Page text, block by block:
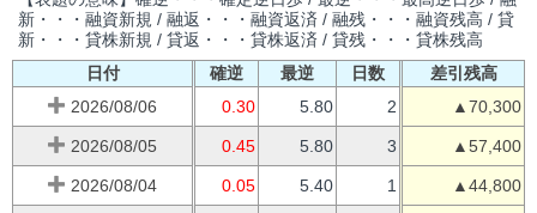
新・・・融資新規 / 融返・・・融資返済 / 融残・・・融資残高 / 貸
新・・・貸株新規 / 貸返・・・貸株返済 / 貸残・・・貸株残高
日付
確逆 最逆 日数
差引残高
2026/08/06
0.30 5.80 2 ▲70,300
2026/08/05 0.45 5.80 3 ▲57,400
2026/08/04 0.05 5.40 1 ▲44,800